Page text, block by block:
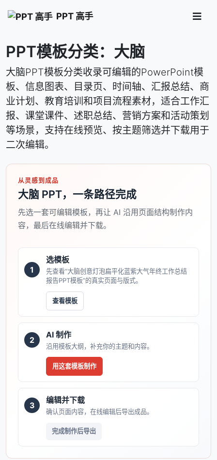
PPT 高手
PPT模板分类：大脑
大脑PPT模板分类收录可编辑的PowerPoint模
板、信息图表、目录页、时间轴、汇报总结、商
业计划、教育培训和项目流程素材，适合工作汇
报、课堂课件、述职总结、营销方案和活动策划
等场景，支持在线预览、按主题筛选并下载用于
二次编辑。
从灵感到成品
大脑 PPT，一条路径完成
先选一套可编辑模板，再让 AI 沿用页面结构制作内
容，最后在线编辑并下载。
1
选模板
先查看“大脑创意灯泡扁平化蓝紫大气年终工作总结
报告PPT模板”的真实页面与版式。
查看模板
2
AI 制作
沿用模板大纲，补充你的主题和内容。
用这套模板制作
3
编辑并下载
确认页面内容，在线编辑后导出成品。
完成制作后导出